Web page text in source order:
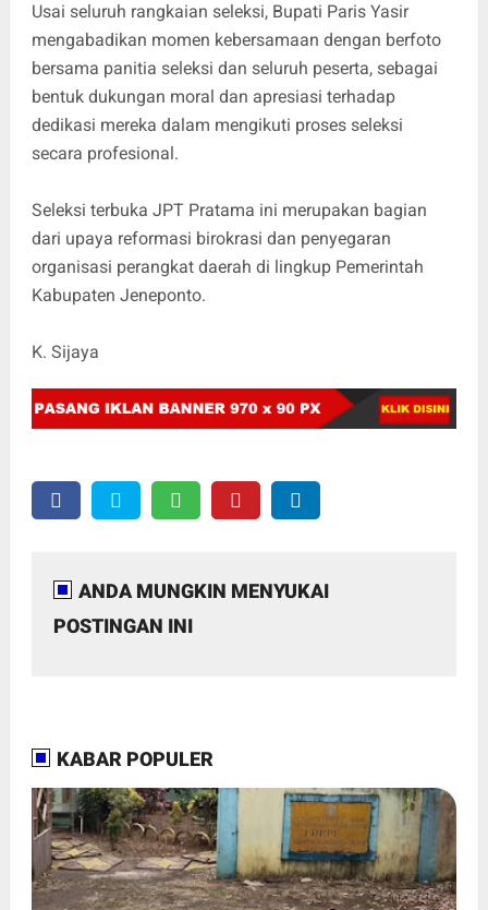
Usai seluruh rangkaian seleksi, Bupati Paris Yasir
mengabadikan momen kebersamaan dengan berfoto
bersama panitia seleksi dan seluruh peserta, sebagai
bentuk dukungan moral dan apresiasi terhadap
dedikasi mereka dalam mengikuti proses seleksi
secara profesional.
Seleksi terbuka JPT Pratama ini merupakan bagian
dari upaya reformasi birokrasi dan penyegaran
organisasi perangkat daerah di lingkup Pemerintah
Kabupaten Jeneponto.
K. Sijaya
ANDA MUNGKIN MENYUKAI
POSTINGAN INI
KABAR POPULER